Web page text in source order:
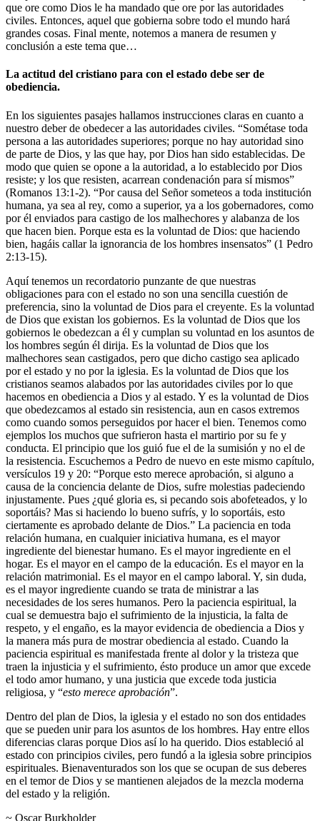
que ore como Dios le ha mandado que ore por las autoridades
civiles. Entonces, aquel que gobierna sobre todo el mundo hará
grandes cosas. Final mente, notemos a manera de resumen y
conclusión a este tema que…
La actitud del cristiano para con el estado debe ser de
obediencia.
En los siguientes pasajes hallamos instrucciones claras en cuanto a
nuestro deber de obedecer a las autoridades civiles. “Sométase toda
persona a las autoridades superiores; porque no hay autoridad sino
de parte de Dios, y las que hay, por Dios han sido establecidas. De
modo que quien se opone a la autoridad, a lo establecido por Dios
resiste; y los que resisten, acarrean condenación para sí mismos”
(Romanos 13:1-2). “Por causa del Señor someteos a toda institución
humana, ya sea al rey, como a superior, ya a los gobernadores, como
por él enviados para castigo de los malhechores y alabanza de los
que hacen bien. Porque esta es la voluntad de Dios: que haciendo
bien, hagáis callar la ignorancia de los hombres insensatos” (1 Pedro
2:13-15).
Aquí tenemos un recordatorio punzante de que nuestras
obligaciones para con el estado no son una sencilla cuestión de
preferencia, sino la voluntad de Dios para el creyente. Es la voluntad
de Dios que existan los gobiernos. Es la voluntad de Dios que los
gobiernos le obedezcan a él y cumplan su voluntad en los asuntos de
los hombres según él dirija. Es la voluntad de Dios que los
malhechores sean castigados, pero que dicho castigo sea aplicado
por el estado y no por la iglesia. Es la voluntad de Dios que los
cristianos seamos alabados por las autoridades civiles por lo que
hacemos en obediencia a Dios y al estado. Y es la voluntad de Dios
que obedezcamos al estado sin resistencia, aun en casos extremos
como cuando somos perseguidos por hacer el bien. Tenemos como
ejemplos los muchos que sufrieron hasta el martirio por su fe y
conducta. El principio que los guió fue el de la sumisión y no el de
la resistencia. Escuchemos a Pedro de nuevo en este mismo capítulo,
versículos 19 y 20: “Porque esto merece aprobación, si alguno a
causa de la conciencia delante de Dios, sufre molestias padeciendo
injustamente. Pues ¿qué gloria es, si pecando sois abofeteados, y lo
soportáis? Mas si haciendo lo bueno sufrís, y lo soportáis, esto
ciertamente es aprobado delante de Dios.” La paciencia en toda
relación humana, en cualquier iniciativa humana, es el mayor
ingrediente del bienestar humano. Es el mayor ingrediente en el
hogar. Es el mayor en el campo de la educación. Es el mayor en la
relación matrimonial. Es el mayor en el campo laboral. Y, sin duda,
es el mayor ingrediente cuando se trata de ministrar a las
necesidades de los seres humanos. Pero la paciencia espiritual, la
cual se demuestra bajo el sufrimiento de la injusticia, la falta de
respeto, y el engaño, es la mayor evidencia de obediencia a Dios y
la manera más pura de mostrar obediencia al estado. Cuando la
paciencia espiritual es manifestada frente al dolor y la tristeza que
traen la injusticia y el sufrimiento, ésto produce un amor que excede
el todo amor humano, y una justicia que excede toda justicia
religiosa, y “esto merece aprobación”.
Dentro del plan de Dios, la iglesia y el estado no son dos entidades
que se pueden unir para los asuntos de los hombres. Hay entre ellos
diferencias claras porque Dios así lo ha querido. Dios estableció al
estado con principios civiles, pero fundó a la iglesia sobre principios
espirituales. Bienaventurados son los que se ocupan de sus deberes
en el temor de Dios y se mantienen alejados de la mezcla moderna
del estado y la religión.
~ Oscar Burkholder